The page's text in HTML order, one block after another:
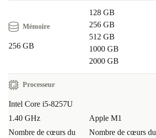
Mémoire
256 GB
128 GB
256 GB
512 GB
1000 GB
2000 GB
Processeur
Intel Core i5-8257U
1.40 GHz
Nombre de cœurs du
Apple M1
Nombre de cœurs du